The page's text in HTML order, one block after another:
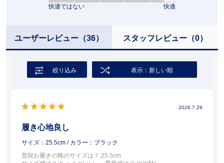
快適ではない
快適
ユーザーレビュー（36） スタッフレビュー（0）
絞り込み 表示：新しい順
2026.7.29
履き心地良し
サイズ：25.5cm / カラー：ブラック
普段お履きの靴のサイズは？ :25.5cm